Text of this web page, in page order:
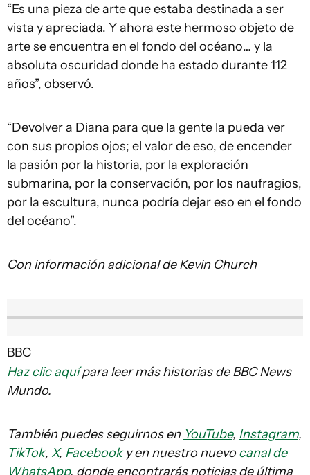
“Es una pieza de arte que estaba destinada a ser
vista y apreciada. Y ahora este hermoso objeto de
arte se encuentra en el fondo del océano… y la
absoluta oscuridad donde ha estado durante 112
años”, observó.
“Devolver a Diana para que la gente la pueda ver
con sus propios ojos; el valor de eso, de encender
la pasión por la historia, por la exploración
submarina, por la conservación, por los naufragios,
por la escultura, nunca podría dejar eso en el fondo
del océano”.
Con información adicional de Kevin Church
BBC
Haz clic aquípara leer más historias de BBC News
Mundo.
También puedes seguirnos en YouTube, Instagram,
TikTok, X, Facebooky en nuestro nuevo canal de
WhatsApp, donde encontrarás noticias de última